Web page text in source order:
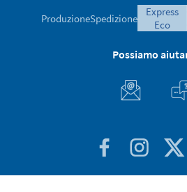
ProduzioneSpedizione
express
eco
Possiamo